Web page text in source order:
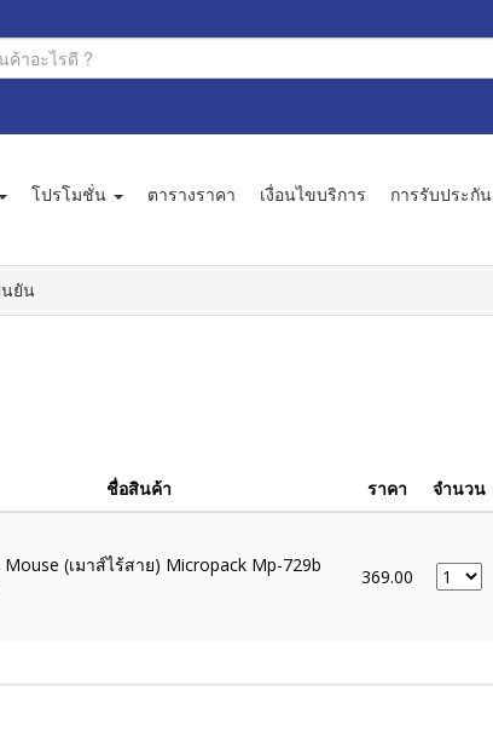
โปรโมชั่น ตารางราคา เงื่อนไขบริการ การรับประกัน
ยัน
ชื่อสินค้า ราคา จำนวน
Mouse (เมาส์ไร้สาย) Micropack Mp-729b
369.00